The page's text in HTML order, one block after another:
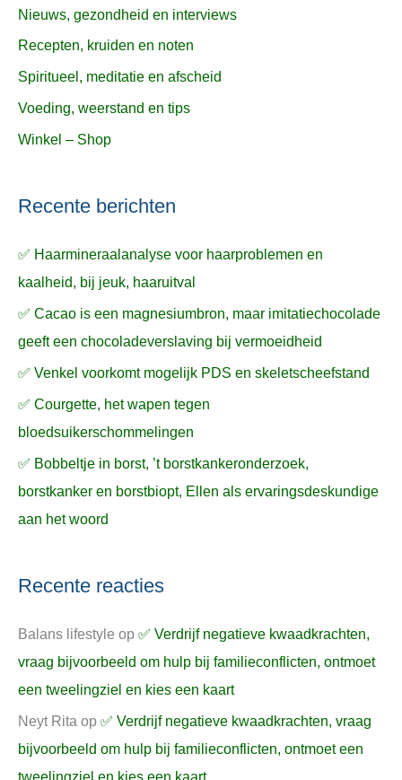
Nieuws, gezondheid en interviews
Recepten, kruiden en noten
Spiritueel, meditatie en afscheid
Voeding, weerstand en tips
Winkel – Shop
Recente berichten
✅ Haarmineraalanalyse voor haarproblemen en
kaalheid, bij jeuk, haaruitval
✅ Cacao is een magnesiumbron, maar imitatiechocolade
geeft een chocoladeverslaving bij vermoeidheid
✅ Venkel voorkomt mogelijk PDS en skeletscheefstand
✅ Courgette, het wapen tegen
bloedsuikerschommelingen
✅ Bobbeltje in borst, ’t borstkankeronderzoek,
borstkanker en borstbiopt, Ellen als ervaringsdeskundige
aan het woord
Recente reacties
Balans lifestyle op ✅ Verdrijf negatieve kwaadkrachten,
vraag bijvoorbeeld om hulp bij familieconflicten, ontmoet
een tweelingziel en kies een kaart
Neyt Rita op ✅ Verdrijf negatieve kwaadkrachten, vraag
bijvoorbeeld om hulp bij familieconflicten, ontmoet een
tweelingziel en kies een kaart